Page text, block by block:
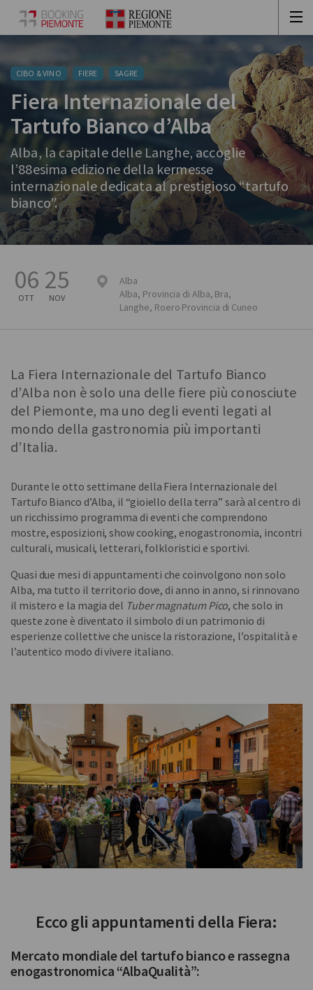
CIBO & VINO FIERE SAGRE
Fiera Internazionale del
Tartufo Bianco d’Alba
Alba, la capitale delle Langhe, accoglie
l’88esima edizione della kermesse
internazionale dedicata al prestigioso “tartufo
bianco”.
06
OTT
25
NOV
Alba
Alba, Provincia di Alba, Bra,
Langhe, Roero Provincia di Cuneo
La Fiera Internazionale del Tartufo Bianco
d’Alba non è solo una delle fiere più conosciute
del Piemonte, ma uno degli eventi legati al
mondo della gastronomia più importanti
d’Italia.
Durante le otto settimane della Fiera Internazionale del
Tartufo Bianco d’Alba, il “gioiello della terra” sarà al centro di
un ricchissimo programma di eventi che comprendono
mostre, esposizioni, show cooking, enogastronomia, incontri
culturali, musicali, letterari, folkloristici e sportivi.
Quasi due mesi di appuntamenti che coinvolgono non solo
Alba, ma tutto il territorio dove, di anno in anno, si rinnovano
il mistero e la magia del Tuber magnatum Pico, che solo in
queste zone è diventato il simbolo di un patrimonio di
esperienze collettive che unisce la ristorazione, l’ospitalità e
l’autentico modo di vivere italiano.
Ecco gli appuntamenti della Fiera:
Mercato mondiale del tartufo bianco e rassegna
enogastronomica “AlbaQualità”: